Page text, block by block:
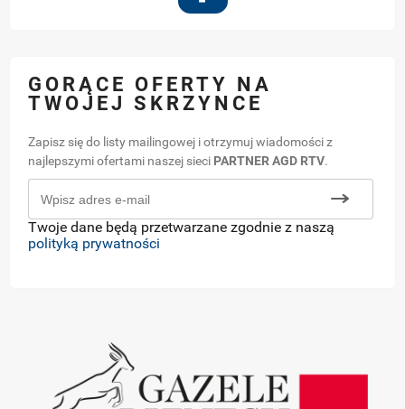
GORĄCE OFERTY NA
TWOJEJ SKRZYNCE
Zapisz się do listy mailingowej i otrzymuj wiadomości z
najlepszymi ofertami naszej sieci PARTNER AGD RTV.
Twoje dane będą przetwarzane zgodnie z naszą
polityką prywatności